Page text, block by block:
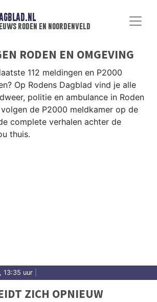
roden en noordenveld
RODEN EN OMGEVING
112 meldingen en P2000
Op Rodens Dagblad vind je alle
politie en ambulance in Roden
de P2000 meldkamer op de
complete verhalen achter de
thuis.
13:35 uur
ZICH OPNIEUW